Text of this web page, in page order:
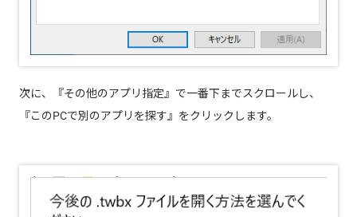
次に、『その他のアプリ指定』で一番下までスクロールし、
『このPCで別のアプリを探す』をクリックします。